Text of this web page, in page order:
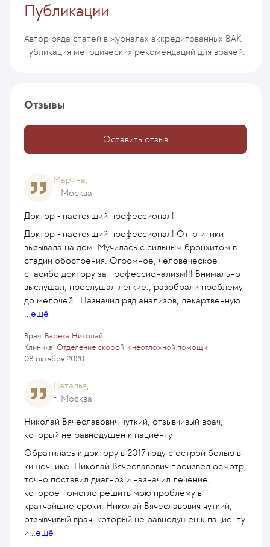
Публикации
Автор ряда статей в журналах аккредитованных ВАК,
публикация методических рекомендаций для врачей.
Отзывы
Оставить отзыв
Марина,
г. Москва
Доктор - настоящий профессионал!
Доктор - настоящий профессионал! От клиники
вызывала на дом. Мучилась с сильным бронхитом в
стадии обострения. Огромное, человеческое
спасибо доктору за профессионализм!!! Внимально
выслушал, прослушал лёгкие., разобрали проблему
до мелочей.. Назначил ряд анализов, лекартвенную
...ещё
Клиника: Отделение скорой и неотложной помощи
Врач: Вареха Николай
08 октября 2020
Наталья,
г. Москва
Николай Вячеславович чуткий, отзывчивый врач,
который не равнодушен к пациенту
Обратилась к доктору в 2017 году с острой болью в
кишечнике. Николай Вячеславович произвёл осмотр,
точно поставил диагноз и назначил лечение,
которое помогло решить мою проблему в
кратчайшие сроки. Николай Вячеславович чуткий,
отзывчивый врач, который не равнодушен к пациенту
и...ещё